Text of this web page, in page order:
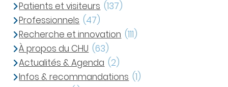
Patients et visiteurs (137)
Professionnels (47)
Recherche et innovation (111)
À propos du CHU (63)
Actualités & Agenda (2)
Infos & recommandations (1)